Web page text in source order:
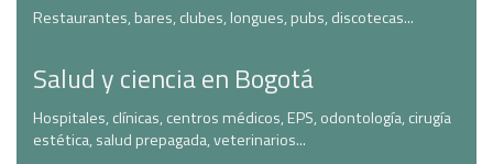
Restaurantes, bares, clubes, longues, pubs, discotecas...
Salud y ciencia en Bogotá
Hospitales, clínicas, centros médicos, EPS, odontología, cirugía
estética, salud prepagada, veterinarios...